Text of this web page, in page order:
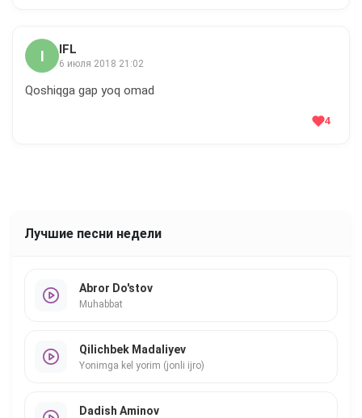
I IFL
6 июля 2018 21:02
Qoshiqga gap yoq omad
4
Лучшие песни недели
Abror Do'stov
Muhabbat
Qilichbek Madaliyev
Yonimga kel yorim (jonli ijro)
Dadish Aminov